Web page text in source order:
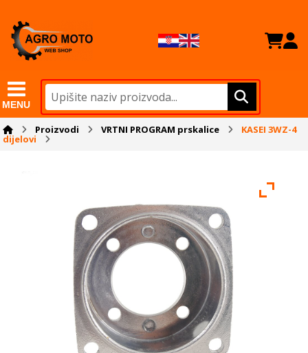
MENU
Proizvodi VRTNI PROGRAM prskalice KASEI 3WZ-4
dijelovi